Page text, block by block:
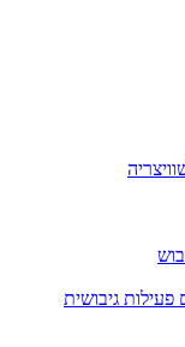
גיבושית